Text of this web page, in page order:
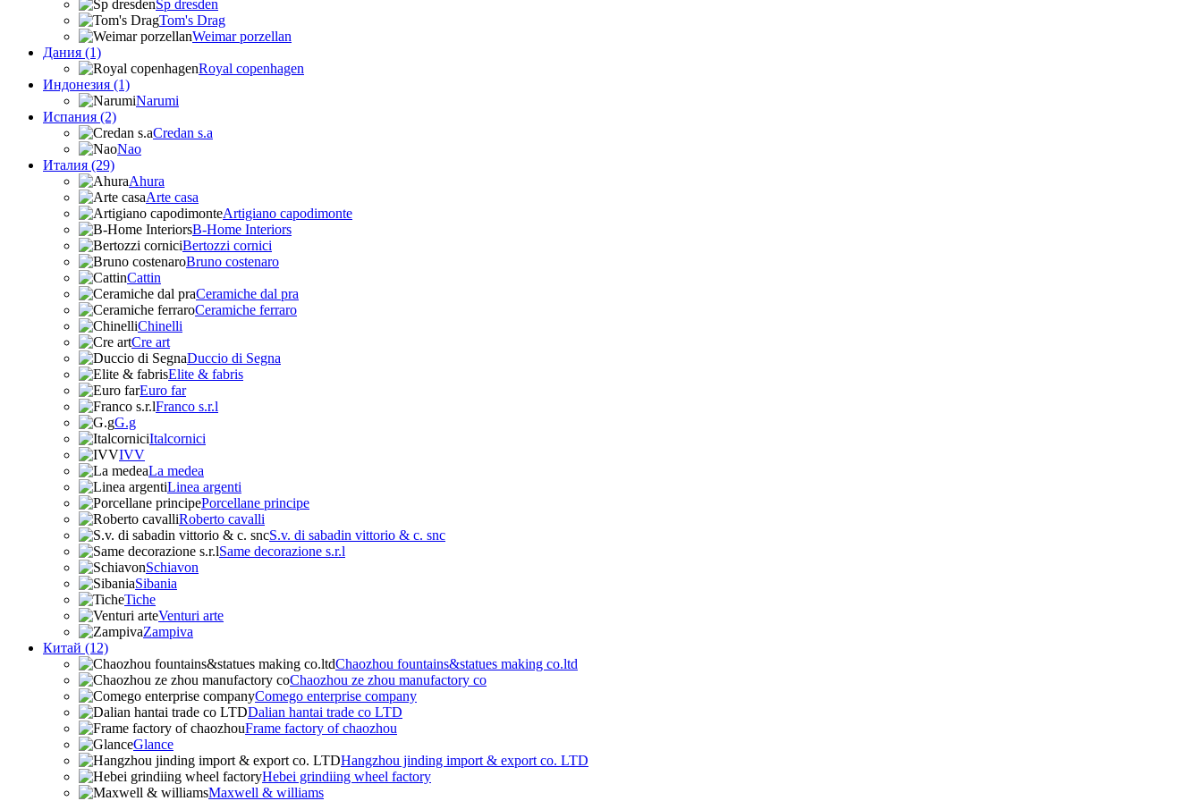
Sp dresden
Tom's Drag
Weimar porzellan
Дания (1)
Royal copenhagen
Индонезия (1)
Narumi
Испания (2)
Credan s.a
Nao
Италия (29)
Ahura
Arte casa
Artigiano capodimonte
B-Home Interiors
Bertozzi cornici
Bruno costenaro
Cattin
Ceramiche dal pra
Ceramiche ferraro
Chinelli
Cre art
Duccio di Segna
Elite & fabris
Euro far
Franco s.r.l
G.g
Italcornici
IVV
La medea
Linea argenti
Porcellane principe
Roberto cavalli
S.v. di sabadin vittorio & c. snc
Same decorazione s.r.l
Schiavon
Sibania
Tiche
Venturi arte
Zampiva
Китай (12)
Chaozhou fountains&statues making co.ltd
Chaozhou ze zhou manufactory co
Comego enterprise company
Dalian hantai trade co LTD
Frame factory of chaozhou
Glance
Hangzhou jinding import & export co. LTD
Hebei grindiing wheel factory
Maxwell & williams